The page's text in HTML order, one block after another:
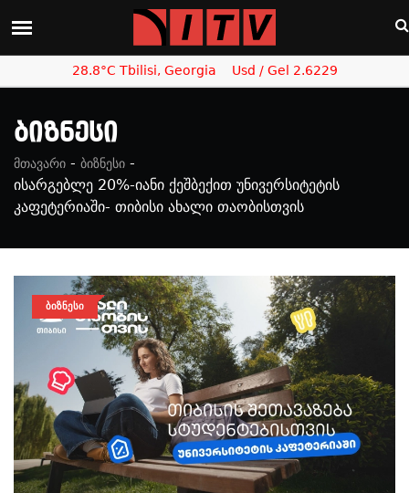
28.8°C Tbilisi, Georgia Usd / Gel 2.6229
Ბიზნესი
მთავარი - ბიზნესი -
ისარგებლე 20%-იანი ქეშბექით უნივერსიტეტის
კაფეტერიაში- თიბისი ახალი თაობისთვის
ᲑᲘᲖᲜᲔᲡᲘ